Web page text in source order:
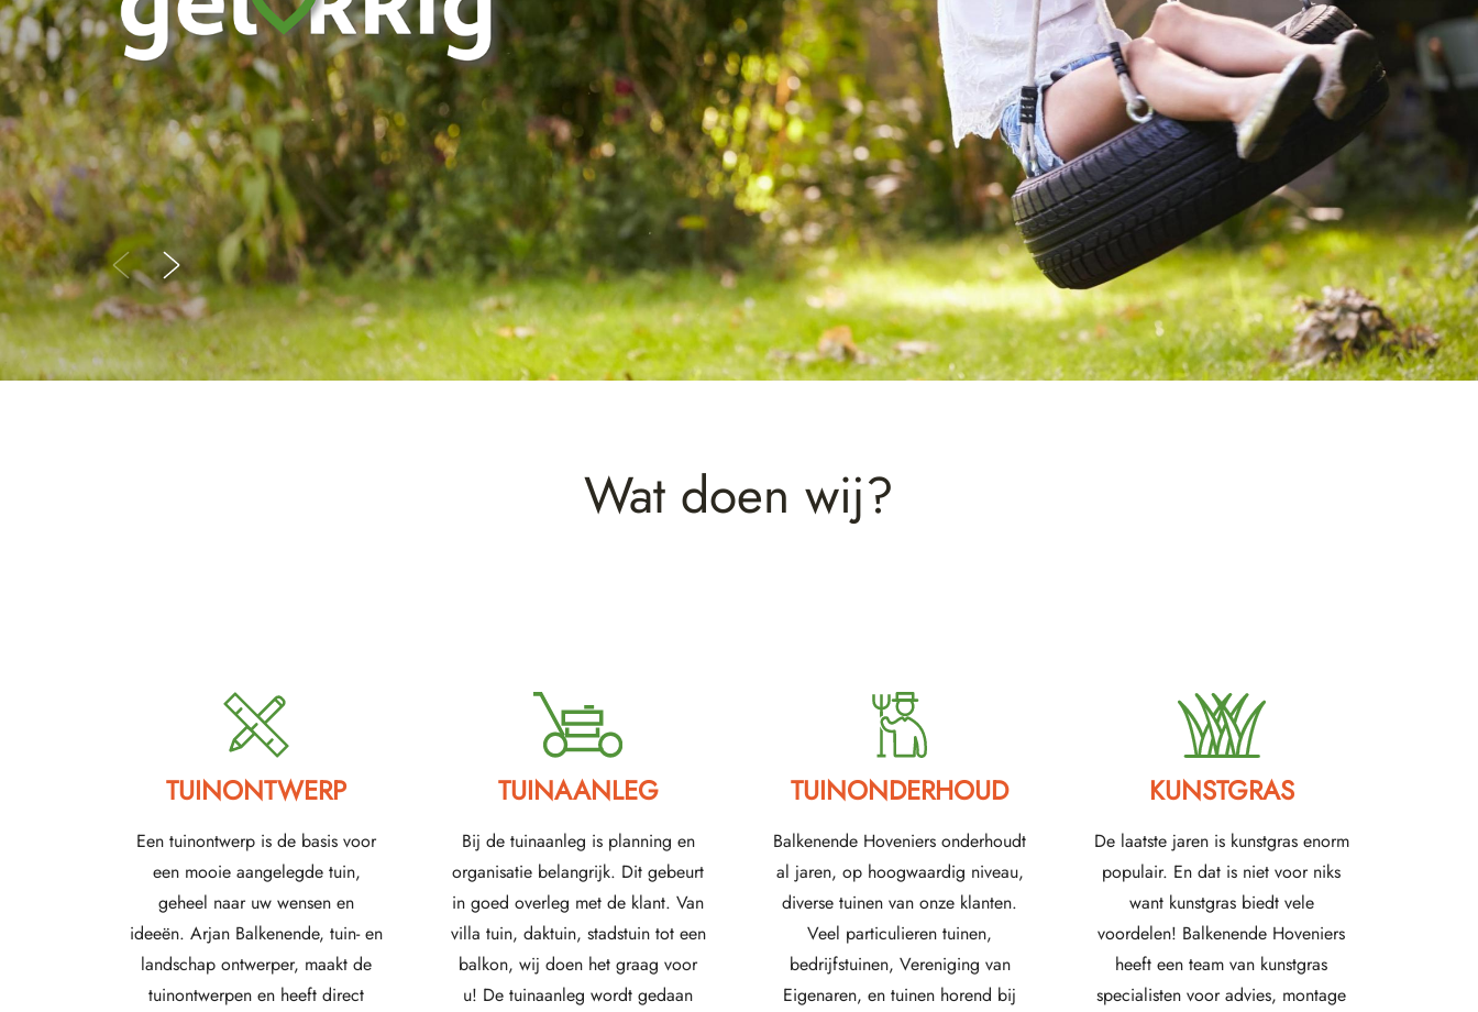
Wat doen wij?
TUINONTWERP
Een tuinontwerp is de basis voor
een mooie aangelegde tuin,
geheel naar uw wensen en
ideeën. Arjan Balkenende, tuin- en
landschap ontwerper, maakt de
tuinontwerpen en heeft direct
TUINAANLEG
Bij de tuinaanleg is planning en
organisatie belangrijk. Dit gebeurt
in goed overleg met de klant. Van
villa tuin, daktuin, stadstuin tot een
balkon, wij doen het graag voor
u! De tuinaanleg wordt gedaan
TUINONDERHOUD
Balkenende Hoveniers onderhoudt
al jaren, op hoogwaardig niveau,
diverse tuinen van onze klanten.
Veel particulieren tuinen,
bedrijfstuinen, Vereniging van
Eigenaren, en tuinen horend bij
KUNSTGRAS
De laatste jaren is kunstgras enorm
populair. En dat is niet voor niks
want kunstgras biedt vele
voordelen! Balkenende Hoveniers
heeft een team van kunstgras
specialisten voor advies, montage